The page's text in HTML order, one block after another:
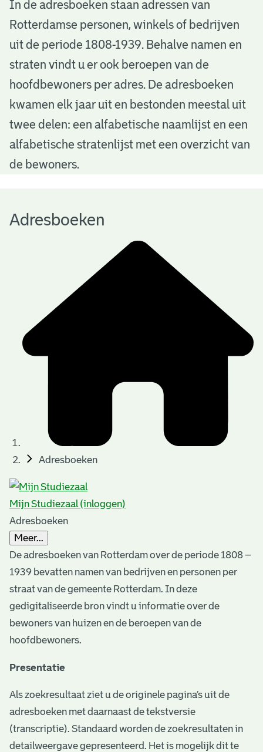
A
d
e
b
o
e
e
In de adresboeken staan adressen van
Rotterdamse personen, winkels of bedrijven
uit de periode 1808-1939. Behalve namen en
straten vindt u er ook beroepen van de
hoofdbewoners per adres. De adresboeken
kwamen elk jaar uit en bestonden meestal uit
twee delen: een alfabetische naamlijst en een
alfabetische stratenlijst met een overzicht van
de bewoners.
Adresboeken
Adresboeken
Mijn Studiezaal (inloggen)
Adresboeken
Meer...
De adresboeken van Rotterdam over de periode 1808 –
1939 bevatten namen van bedrijven en personen per
straat van de gemeente Rotterdam. In deze
gedigitaliseerde bron vindt u informatie over de
bewoners van huizen en de beroepen van de
hoofdbewoners.
Presentatie
Als zoekresultaat ziet u de originele pagina’s uit de
adresboeken met daarnaast de tekstversie
(transcriptie). Standaard worden de zoekresultaten in
detailweergave gepresenteerd. Het is mogelijk dit te